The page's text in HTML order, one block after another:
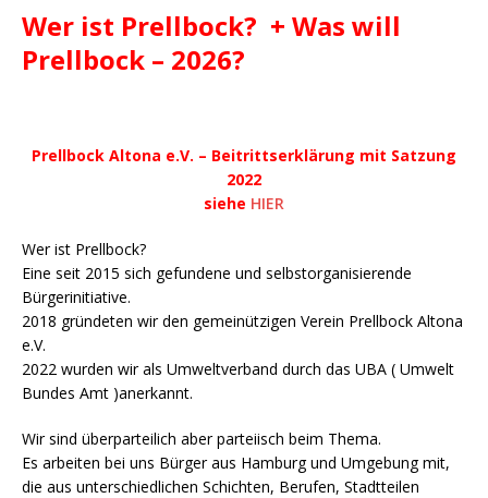
Wer ist Prellbock? + Was will
Prellbock – 2026?
Prellbock Altona e.V. – Beitrittserklärung mit Satzung
2022
siehe HIER
Wer ist Prellbock?
Eine seit 2015 sich gefundene und selbstorganisierende
Bürgerinitiative.
2018 gründeten wir den gemeinützigen Verein Prellbock Altona
e.V.
2022 wurden wir als Umweltverband durch das UBA ( Umwelt
Bundes Amt )anerkannt.
Wir sind überparteilich aber parteiisch beim Thema.
Es arbeiten bei uns Bürger aus Hamburg und Umgebung mit,
die aus unterschiedlichen Schichten, Berufen, Stadtteilen